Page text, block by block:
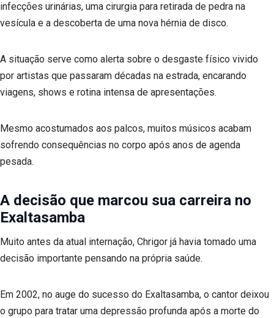
infecções urinárias, uma cirurgia para retirada de pedra na
vesícula e a descoberta de uma nova hérnia de disco.
A situação serve como alerta sobre o desgaste físico vivido
por artistas que passaram décadas na estrada, encarando
viagens, shows e rotina intensa de apresentações.
Mesmo acostumados aos palcos, muitos músicos acabam
sofrendo consequências no corpo após anos de agenda
pesada.
A decisão que marcou sua carreira no
Exaltasamba
Muito antes da atual internação, Chrigor já havia tomado uma
decisão importante pensando na própria saúde.
Em 2002, no auge do sucesso do Exaltasamba, o cantor deixou
o grupo para tratar uma depressão profunda após a morte do